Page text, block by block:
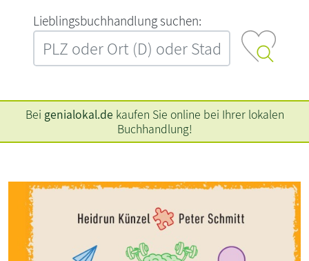
L‍i‍e‍b‍l‍i‍n‍g‍s‍b‍u‍c‍h‍h‍a‍n‍d‍l‍u‍n‍g‍ ‍s‍u‍c‍h‍e‍n‍:‍
Bei genialokal.de kaufen Sie online bei Ihrer lokalen
Buchhandlung!